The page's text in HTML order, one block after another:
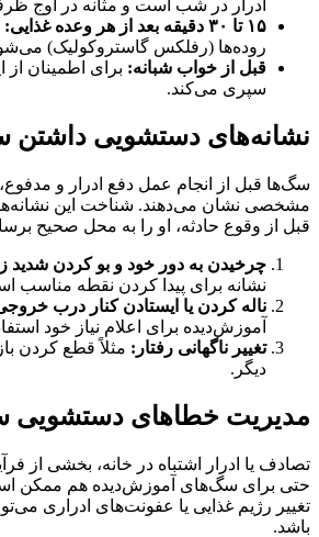
ادرار در شب است و مثانه در اوج
۱۵ تا ۳۰ دقیقه بعد از هر وعده غذایی:
روده‌ها (رفلکس گاستروکولیک)
قبل از خواب شبانه: برای اطمینان از
سپری می‌کند.
نشانه‌های دستشویی
سگ‌ها قبل از انجام عمل دفع ادرار و
مشخصی نشان می‌دهند. شناخت این
قبل از وقوع حادثه، او را به محل صحیح
چرخیدن به دور خود و بو کردن شدید
نشانه برای پیدا کردن نقطه مناسب
ناله کردن یا ایستادن کنار درب
آموزش‌دیده برای اعلام نیاز خود
تغییر ناگهانی رفتار: مثلاً قطع کردن
دیگر.
مدیریت خطاهای دستشویی
تصادف یا ادرار اشتباه در خانه، بخشی از
حتی برای سگ‌های آموزش‌دیده هم ممکن
تغییر رژیم غذایی یا عفونت‌های ادراری
باشد.